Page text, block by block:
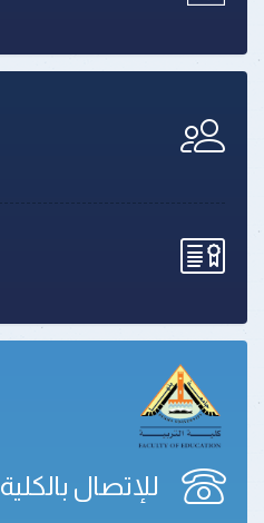
للإتصال بالكلية